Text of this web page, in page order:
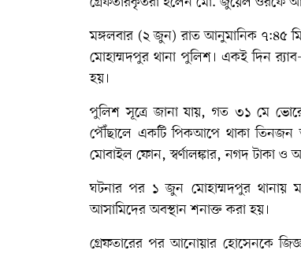
মঙ্গলবার (২ জুন) রাত আনুমানিক ৭:৪৫
মোহাম্মদপুর থানা পুলিশ। একই দিন
হয়।
পুলিশ সূত্রে জানা যায়, গত ৩১ মে
পৌঁছালে একটি পিকআপে থাকা তিনজন
মোবাইল ফোন, স্বর্ণালঙ্কার, নগদ টাকা ও
ঘটনার পর ১ জুন মোহাম্মদপুর থানায়
আসামিদের অবস্থান শনাক্ত করা হয়।
গ্রেফতারের পর আনোয়ার হোসেনকে